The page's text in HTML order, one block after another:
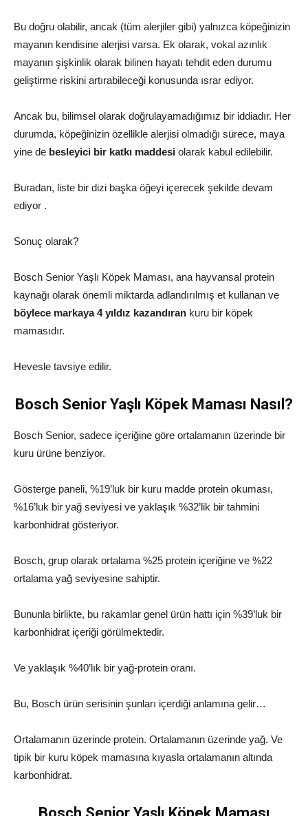
Bu doğru olabilir, ancak (tüm alerjiler gibi) yalnızca köpeğinizin
mayanın kendisine alerjisi varsa. Ek olarak, vokal azınlık
mayanın şişkinlik olarak bilinen hayatı tehdit eden durumu
geliştirme riskini artırabileceği konusunda ısrar ediyor.
Ancak bu, bilimsel olarak doğrulayamadığımız bir iddiadır. Her
durumda, köpeğinizin özellikle alerjisi olmadığı sürece, maya
yine de besleyici bir katkı maddesi olarak kabul edilebilir.
Buradan, liste bir dizi başka öğeyi içerecek şekilde devam
ediyor .
Sonuç olarak?
Bosch Senior Yaşlı Köpek Maması, ana hayvansal protein
kaynağı olarak önemli miktarda adlandırılmış et kullanan ve
böylece markaya 4 yıldız kazandıran kuru bir köpek
mamasıdır.
Hevesle tavsiye edilir.
Bosch Senior Yaşlı Köpek Maması Nasıl?
Bosch Senior, sadece içeriğine göre ortalamanın üzerinde bir
kuru ürüne benziyor.
Gösterge paneli, %19’luk bir kuru madde protein okuması,
%16’luk bir yağ seviyesi ve yaklaşık %32’lik bir tahmini
karbonhidrat gösteriyor.
Bosch, grup olarak ortalama %25 protein içeriğine ve %22
ortalama yağ seviyesine sahiptir.
Bununla birlikte, bu rakamlar genel ürün hattı için %39’luk bir
karbonhidrat içeriği görülmektedir.
Ve yaklaşık %40’lık bir yağ-protein oranı.
Bu, Bosch ürün serisinin şunları içerdiği anlamına gelir…
Ortalamanın üzerinde protein. Ortalamanın üzerinde yağ. Ve
tipik bir kuru köpek mamasına kıyasla ortalamanın altında
karbonhidrat.